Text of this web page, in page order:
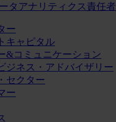
タアナリティクス責任者
ー
キャピタル
&コミュニケーション
ジネス・アドバイザリー
セクター
ー